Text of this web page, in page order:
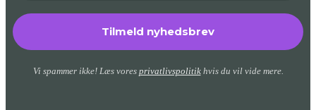
Vi spammer ikke! Læs vores privatlivspolitikhvis du vil vide mere.